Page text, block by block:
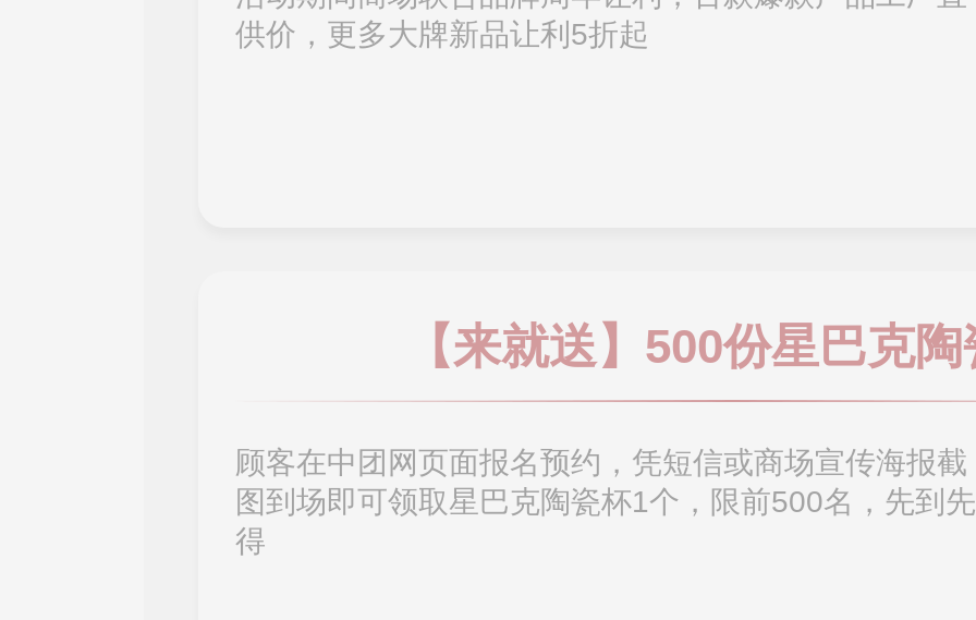
供价，更多大牌新品让利5折起
【来就送】500份星巴克
顾客在中团网页面报名预约，凭短信或商场宣传海报截
图到场即可领取星巴克陶瓷杯1个，限前500名，先到先
得